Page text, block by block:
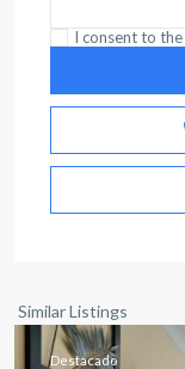
I consent to the
Similar Listings
capital
Destacado